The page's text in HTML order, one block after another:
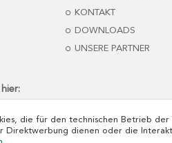
KONTAKT
DOWNLOADS
UNSERE PARTNER
die für den technischen Betrieb
Direktwerbung dienen oder die